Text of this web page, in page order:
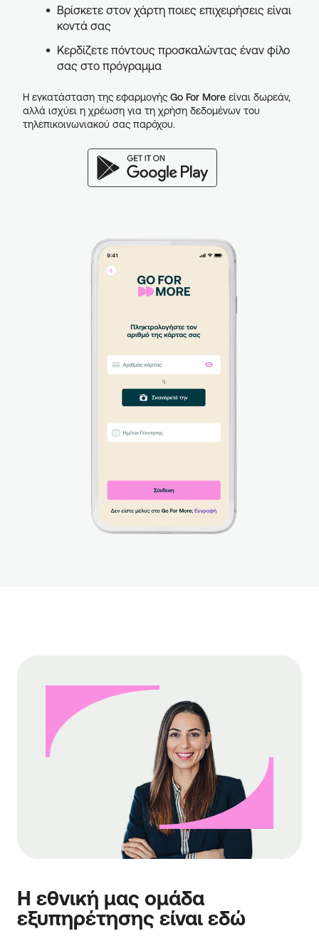
Βρίσκετε στον χάρτη ποιες επιχειρήσεις είναι
κοντά σας
Κερδίζετε πόντους προσκαλώντας έναν φίλο
σας στο πρόγραμμα
Η εγκατάσταση της εφαρμογής Go For More είναι δωρεάν,
αλλά ισχύει η χρέωση για τη χρήση δεδομένων του
τηλεπικοινωνιακού σας παρόχου.
Η εθνική μας ομάδα
εξυπηρέτησης είναι εδώ